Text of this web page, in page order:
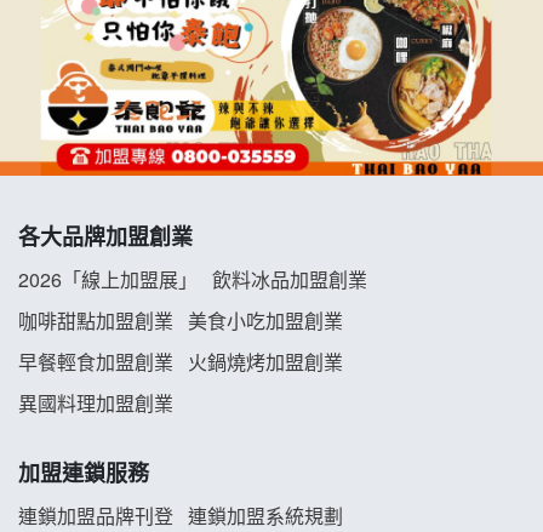
拉亞漢堡加盟說明會
杜芳子古味茶鋪加盟說明會
優握握×酸奶大獅加盟說明會
阿性情趣無人販售所加盟明會
龍涎居好湯加盟說明會
韓金量加盟說明會
各大品牌加盟創業
2026「線上加盟展」
飲料冰品加盟創業
咖啡甜點加盟創業
美食小吃加盟創業
早餐輕食加盟創業
火鍋燒烤加盟創業
異國料理加盟創業
加盟連鎖服務
連鎖加盟品牌刊登 連鎖加盟系統規劃